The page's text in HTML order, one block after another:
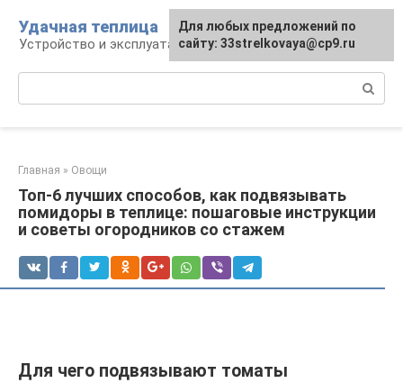
контенту
Удачная теплица
Устройство и эксплуатация теплиц
Главная » Овощи
Топ-6 лучших способов, как подвязывать
помидоры в теплице: пошаговые инструкции
и советы огородников со стажем
Для чего подвязывают томаты
Для любых предложений по
сайту: 33strelkovaya@cp9.ru